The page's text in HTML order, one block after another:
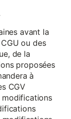
avant la
ou des
de la
proposées
à
CGV
modifications